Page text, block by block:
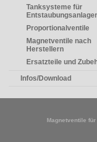
Tanksysteme für
Proportionalventile
Magnetventile nach
Herstellern
Ersatzteile und
Infos/Download
Magnetventile